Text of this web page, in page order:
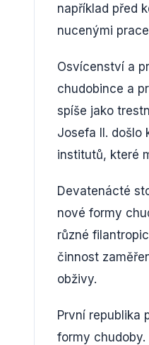
například před
nucenými
Osvícenství a
chudobince a
spíše jako
Josefa II.
institutů, které
Devatenácté
nové formy
různé
činnost
obživy.
První republika
formy chudoby.